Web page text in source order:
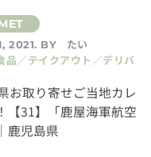
2021. BY
たい
／テイクアウト／デリバ
お取り寄せご当地カレ
【31】「鹿屋海軍航空
鹿児島県